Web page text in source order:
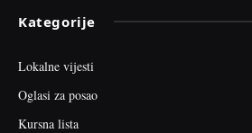
Kategorije
Lokalne vijesti
Oglasi za posao
Kursna lista